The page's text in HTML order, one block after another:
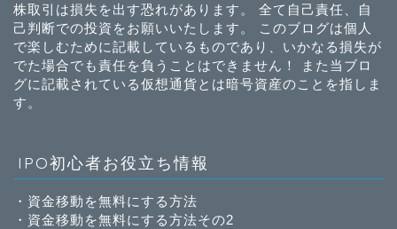
株取引は損失を出す恐れがあります。 全て自己責任、自
己判断での投資をお願いいたします。 このブログは個人
で楽しむために記載しているものであり、いかなる損失が
でた場合でも責任を負うことはできません！ また当ブロ
グに記載されている仮想通貨とは暗号資産のことを指しま
す。
IPO初心者お役立ち情報
・ 資金移動を無料にする方法
・ 資金移動を無料にする方法その2